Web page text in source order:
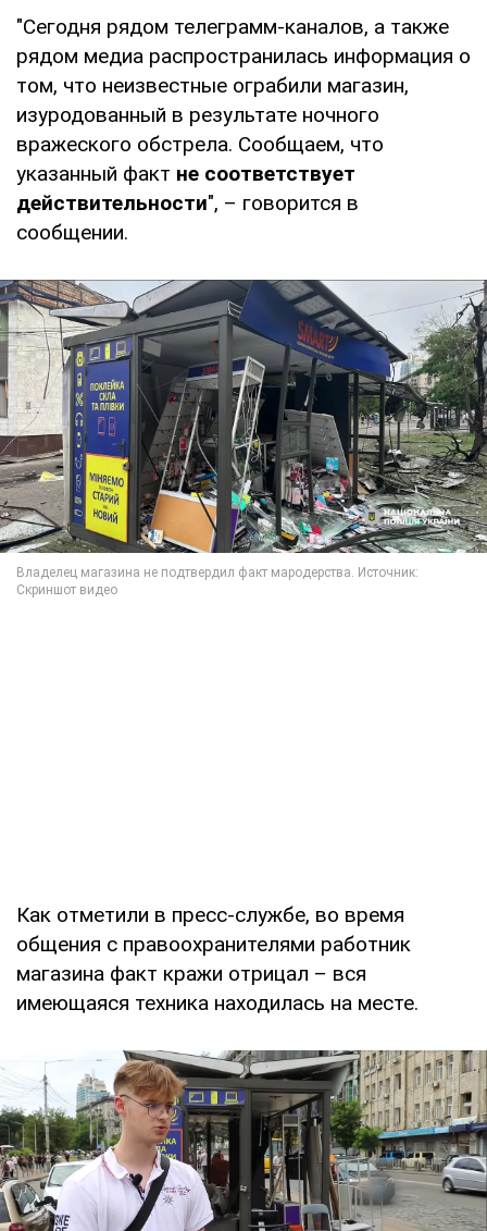
"Сегодня рядом телеграмм-каналов, а также
рядом медиа распространилась информация о
том, что неизвестные ограбили магазин,
изуродованный в результате ночного
вражеского обстрела. Сообщаем, что
указанный факт не соответствует
действительности", – говорится в
сообщении.
Как отметили в пресс-службе, во время
общения с правоохранителями работник
магазина факт кражи отрицал – вся
имеющаяся техника находилась на месте.